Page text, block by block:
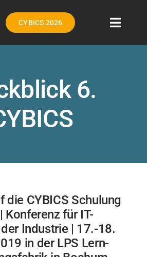
CYBICS 2026
Toggle
6.
die CYBICS Schulung
Konferenz für IT-
Industrie | 17.-18.
in der LPS Lern-